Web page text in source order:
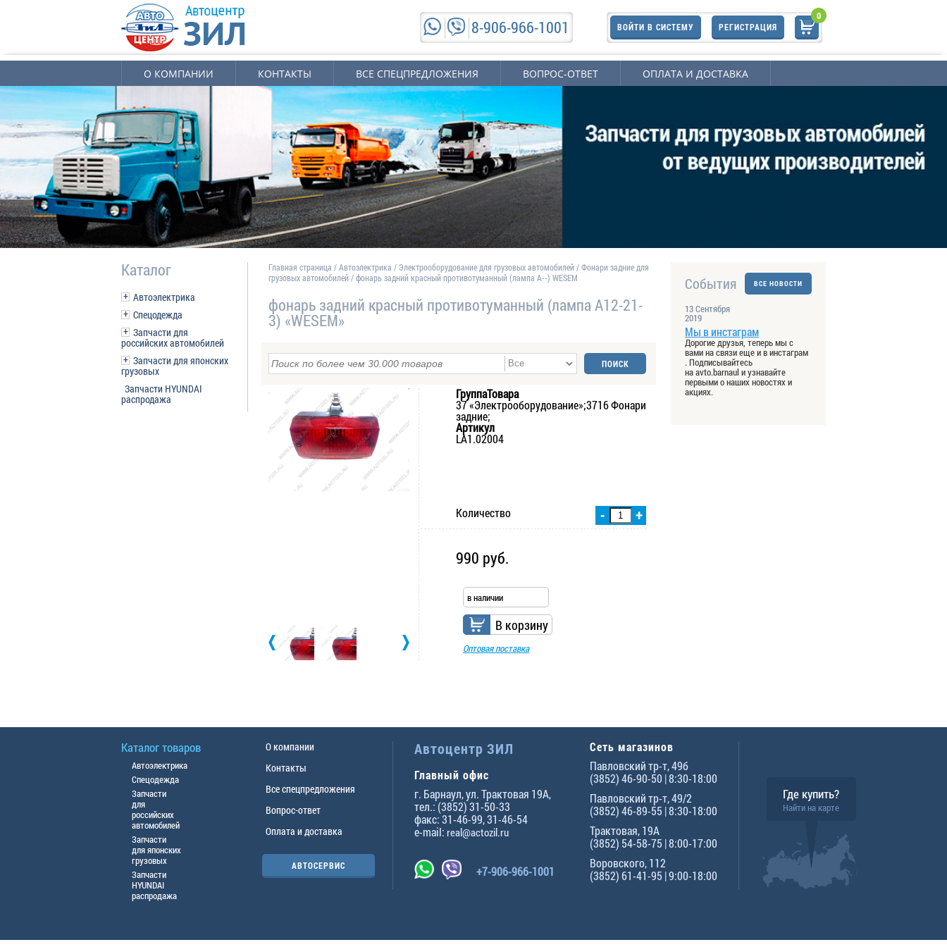
8-906-966-1001
0
ВОЙТИ В СИСТЕМУ РЕГИСТРАЦИЯ
О КОМПАНИИ КОНТАКТЫ ВСЕ СПЕЦПРЕДЛОЖЕНИЯ ВОПРОС-ОТВЕТ ОПЛАТА И ДОСТАВКА
Каталог
Автоэлектрика
Спецодежда
Запчасти для
российских автомобилей
Запчасти для японских
грузовых
Запчасти HYUNDAI
распродажа
ВСЕ НОВОСТИ
События
13 Сентября
2019
Мы в инстаграм
Дорогие друзья, теперь мы с
вами на связи еще и в инстаграм
. Подписывайтесь
на avto.barnaul и узнавайте
первыми о наших новостях и
акциях.
Главная страница /Автоэлектрика /Электрооборудование для грузовых автомобилей /Фонари задние для
грузовых автомобилей /фонарь задний красный противотуманный (лампа А--) WESEM
фонарь задний красный противотуманный (лампа А12-21-
3) «WESEM»
ГруппаТовара
37 «Электрооборудование»;3716 Фонари
задние;
Артикул
LA1.02004
+
-
Количество
990 руб.
в наличии
В корзину
Оптовая поставка
Каталог товаров
Автоэлектрика
Спецодежда
Запчасти
для
российских
автомобилей
Запчасти
для японских
грузовых
Запчасти
HYUNDAI
распродажа
О компании
Контакты
Все спецпредложения
Вопрос-ответ
Оплата и доставка
АВТОСЕРВИС
Автоцентр ЗИЛ
Главный офис
г. Барнаул,ул. Трактовая 19А,
тел.: (3852) 31-50-33
факс:31-46-99,31-46-54
e-mail: real@actozil.ru
+7-906-966-1001
Сеть магазинов
Павловский тр-т, 49б
(3852) 46-90-50 | 8:30-18:00
Павловский тр-т, 49/2
(3852) 46-89-55 | 8:30-18:00
Трактовая, 19А
(3852) 54-58-75 | 8:00-17:00
Воровского, 112
(3852) 61-41-95 | 9:00-18:00
Где купить?
Найти на карте